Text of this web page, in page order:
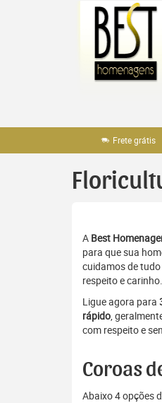
Frete grátis
A Best
para que sua
cuidamos de
respeito e carinho.
Ligue agora para
rápido,
com respeito e
Coroas
Abaixo 4 opções